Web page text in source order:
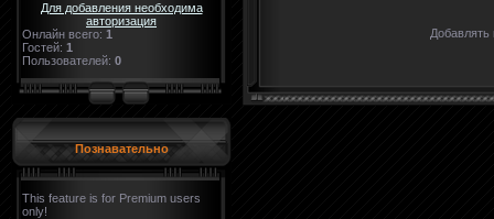
Для добавления необходима
авторизация
Онлайн всего: 1
Гостей: 1
Пользователей: 0
Познавательно
This feature is for Premium users
only!
Добавлять